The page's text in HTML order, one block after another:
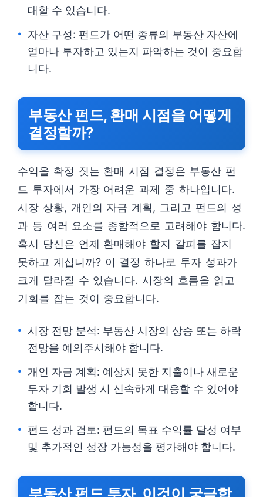
대할 수 있습니다.
자산 구성: 펀드가 어떤 종류의 부동산 자산에
얼마나 투자하고 있는지 파악하는 것이 중요합
니다.
부동산 펀드, 환매 시점을 어떻게
결정할까?
수익을 확정 짓는 환매 시점 결정은 부동산 펀
드 투자에서 가장 어려운 과제 중 하나입니다.
시장 상황, 개인의 자금 계획, 그리고 펀드의 성
과 등 여러 요소를 종합적으로 고려해야 합니다.
혹시 당신은 언제 환매해야 할지 갈피를 잡지
못하고 계십니까? 이 결정 하나로 투자 성과가
크게 달라질 수 있습니다. 시장의 흐름을 읽고
기회를 잡는 것이 중요합니다.
시장 전망 분석: 부동산 시장의 상승 또는 하락
전망을 예의주시해야 합니다.
개인 자금 계획: 예상치 못한 지출이나 새로운
투자 기회 발생 시 신속하게 대응할 수 있어야
합니다.
펀드 성과 검토: 펀드의 목표 수익률 달성 여부
및 추가적인 성장 가능성을 평가해야 합니다.
부동산 펀드 투자, 이것이 궁금합